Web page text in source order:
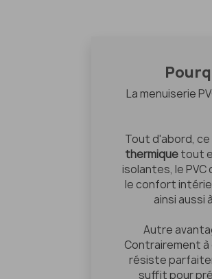
La menuiserie
Tout d'abord,
thermiquetout
isolantes, le
le confort
ainsi aussi
Autre
Contrairement à
résiste
suffit pour